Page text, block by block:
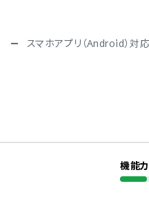
スマホアプリ（Android）対応
機能